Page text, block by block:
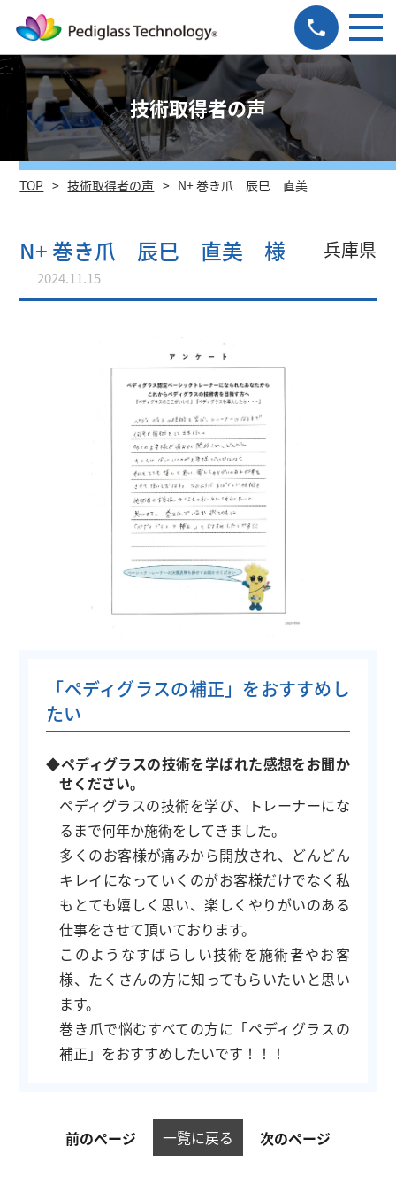
技術取得者の声
TOP 技術取得者の声 N+ 巻き爪 辰巳 直美
N+ 巻き爪 辰巳 直美 様 兵庫県
2024.11.15
「ペディグラスの補正」をおすすめし
たい
◆ペディグラスの技術を学ばれた感想をお聞か
せください。
ペディグラスの技術を学び、トレーナーにな
るまで何年か施術をしてきました。
多くのお客様が痛みから開放され、どんどん
キレイになっていくのがお客様だけでなく私
もとても嬉しく思い、楽しくやりがいのある
仕事をさせて頂いております。
このようなすばらしい技術を施術者やお客
様、たくさんの方に知ってもらいたいと思い
ます。
巻き爪で悩むすべての方に「ペディグラスの
補正」をおすすめしたいです！！！
前のページ 一覧に戻る 次のページ